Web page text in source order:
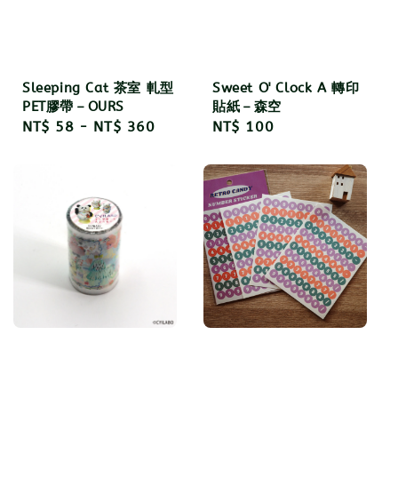
Sleeping Cat 茶室 軋型
PET膠帶－OURS
Regular
NT$ 58 - NT$ 360
Sweet O' Clock A 轉印
貼紙－森空
Regular
NT$ 100